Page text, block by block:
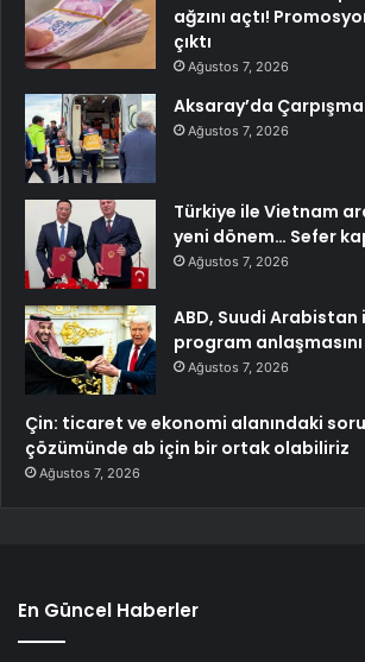
ağzını açtı!
çıktı
Ağustos 7, 2026
Aksaray’da
Ağustos 7, 2026
Türkiye ile Vietnam
yeni dönem… Sefer
Ağustos 7, 2026
ABD, Suudi Arabistan
program
Ağustos 7, 2026
Çin: ticaret ve ekonomi alanındaki
çözümünde ab için bir ortak olabiliriz
Ağustos 7, 2026
En Güncel Haberler